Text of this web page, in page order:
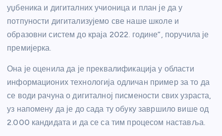
уџбеника и дигиталних учионица и план је да у
потпуности дигитализујемо све наше школе и
образовни систем до краја 2022. године”, поручила је
премијерка.
Она је оценила да је преквалификација у области
информационих технологија одличан пример за то да
се води рачуна о дигиталној писмености свих узраста,
уз напомену да је до сада ту обуку завршило више од
2.000 кандидата и да се са тим процесом наставља.